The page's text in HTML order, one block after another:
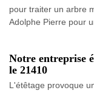
pour traiter un arbre
Adolphe Pierre pour
Notre entreprise
le 21410
L'étêtage provoque